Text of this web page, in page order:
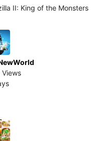
II: King of the Monsters
Views